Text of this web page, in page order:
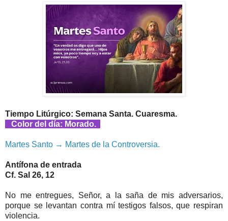
Tiempo Litúrgico: Semana Santa. Cuaresma.
Color del día: Morado.
Martes Santo → Martes de la Controversia.
Antífona de entrada
Cf. Sal 26, 12
No me entregues, Señor, a la saña de mis adversarios,
porque se levantan contra mí testigos falsos, que respiran
violencia.